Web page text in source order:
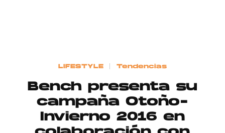
Publicidad
Contacto
LIFESTYLE Tendencias
Bench presenta su
campaña Otoño-
Invierno 2016 en